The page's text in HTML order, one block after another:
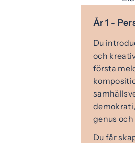
År 1 -
Du
och
första
genus och
Du får